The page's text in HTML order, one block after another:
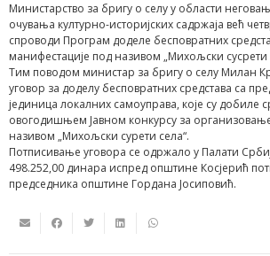
Министарство за бригу о селу у области
очувања културно-историјских садржаја већ
спроводи Програм доделе бесповратних
манифестације под називом „Михољски сусрети
Тим поводом министар за бригу о селу Милан
уговор за доделу бесповратних средстава са
јединица локалних самоуправа, које су добиле
овогодишњем Јавном конкурсу за
називом „Михољски сурети села“.
Потписивање уговора се одржало у Палати
498.252,00 динара испред општине Косјерић
председника општине Гордана Јосиповић.